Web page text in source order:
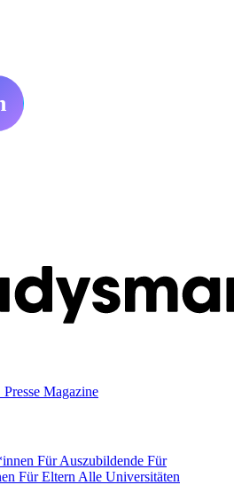
Presse Magazine
Für Auszubildende Für
Für Eltern Alle Universitäten